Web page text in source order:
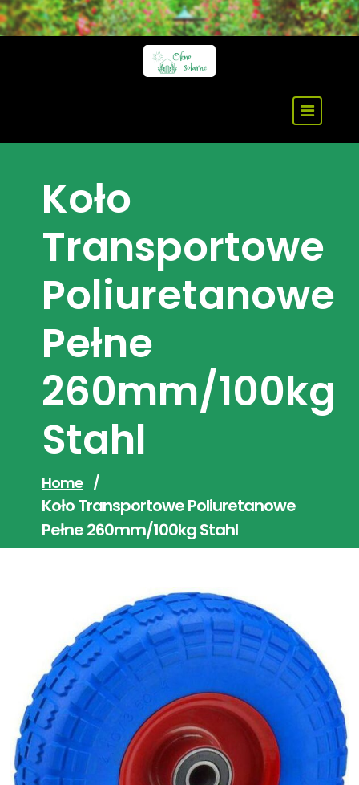
Skip
to
Koło
Transportowe
Poliuretanowe
Pełne
260mm/100kg
Stahl
Home /
Koło Transportowe Poliuretanowe
Pełne 260mm/100kg Stahl